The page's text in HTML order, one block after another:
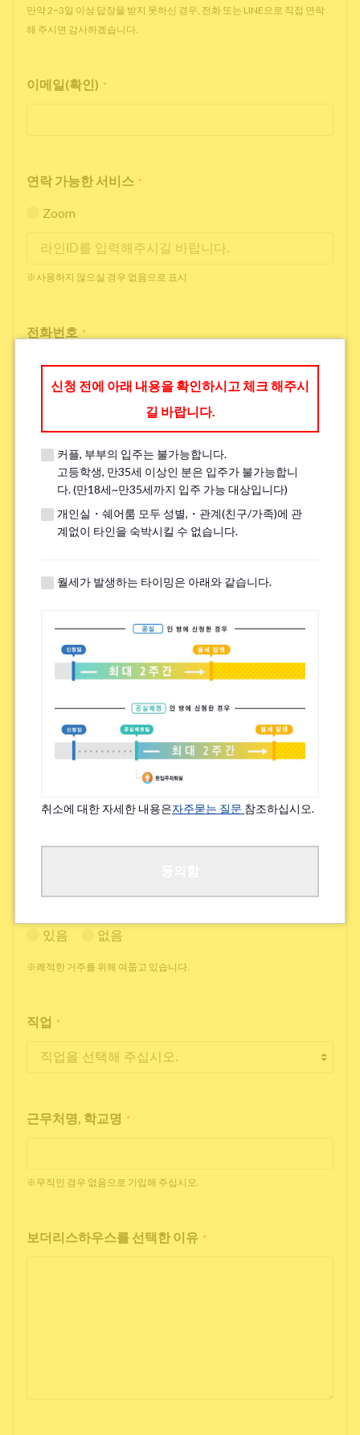
만약 2~3일 이상 답장을 받지 못하신 경우, 전화 또는 LINE으로 직접 연락
해 주시면 감사하겠습니다.
이메일(확인) *
연락 가능한 서비스 *
Zoom
※사용하지 않으실 경우 없음으로 표시
전화번호 *
※휴대전화를 갖고 계시지 않은 분은 「0」을 입력해 주십시오.
전화 가능한 시간대（월요일부터 토요일 11:00～
17:00） *
립니다.
*
※전면 금연 하우스에는 흡연자는 입주하실 수 없으므로 양해 바랍니다.
자전거 주차장에 대해. *
필수 불필요
※하우스에 따라서는 자전거 주차장이 없는 경우가 있습니다.
특기할 알레르기/지병 등
있음 없음
※쾌적한 거주를 위해 여쭙고 있습니다.
직업 *
근무처명, 학교명 *
※무직인 경우 없음으로 기입해 주십시오.
보더리스하우스를 선택한 이유 *
신청 전에 아래 내용을 확인하시고 체크 해주시
길 바랍니다.
커플, 부부의 입주는 불가능합니다.
고등학생, 만35세 이상인 분은 입주가 불가능합니
다. (만18세~만35세까지 입주 가능 대상입니다)
개인실・쉐어룸 모두 성별,・관계(친구/가족)에 관
계없이 타인을 숙박시킬 수 없습니다.
월세가 발생하는 타이밍은 아래와 같습니다.
취소에 대한 자세한 내용은자주묻는 질문 참조하십시오.